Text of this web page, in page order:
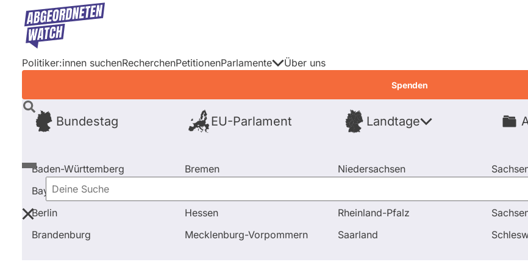
Direkt
Inhalt
Politiker:innen suchenRecherchenPetitionenParlamente
Bundestag EU-Parlament Landtage
Baden-Württemberg
Bayern
Berlin
Brandenburg
Bremen
Hessen
Mecklenburg-Vorpommern
Niedersachsen
Rheinland-Pfalz
Saarland
Über uns
Spenden
Deine
Suche
Startseite Frage stellen Claudia Hämmerling Fragen und Antworten